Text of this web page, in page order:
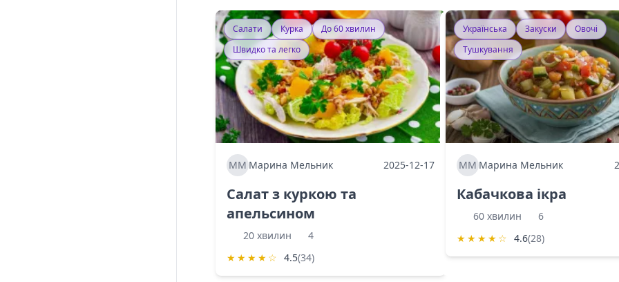
Салати Курка
До 60 хвилин
Швидко та легко
ММ Марина Мельник 2025-12-17
Салат з куркою та
апельсином
20 хвилин
4
★ ★ ★ ★ ☆ 4.5(34)
Українська Закуски
Овочі
Тушкування
ММ Марина Мельник
Кабачкова ікра
60 хвилин
6
★ ★ ★ ★ ☆ 4.6(28)